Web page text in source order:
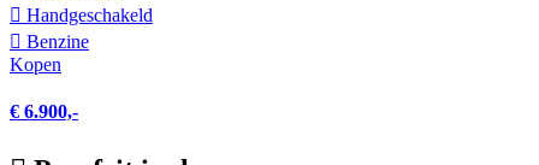
Hand­geschakeld
Benzine
Kopen
€ 6.900,-